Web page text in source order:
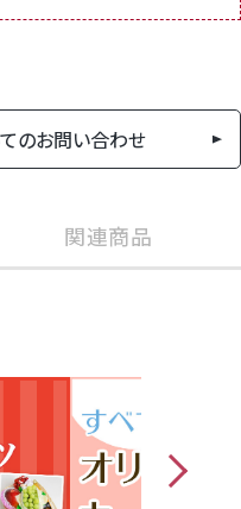
のお問い合わせ
関連商品
日・敬老の日・贈り物全般